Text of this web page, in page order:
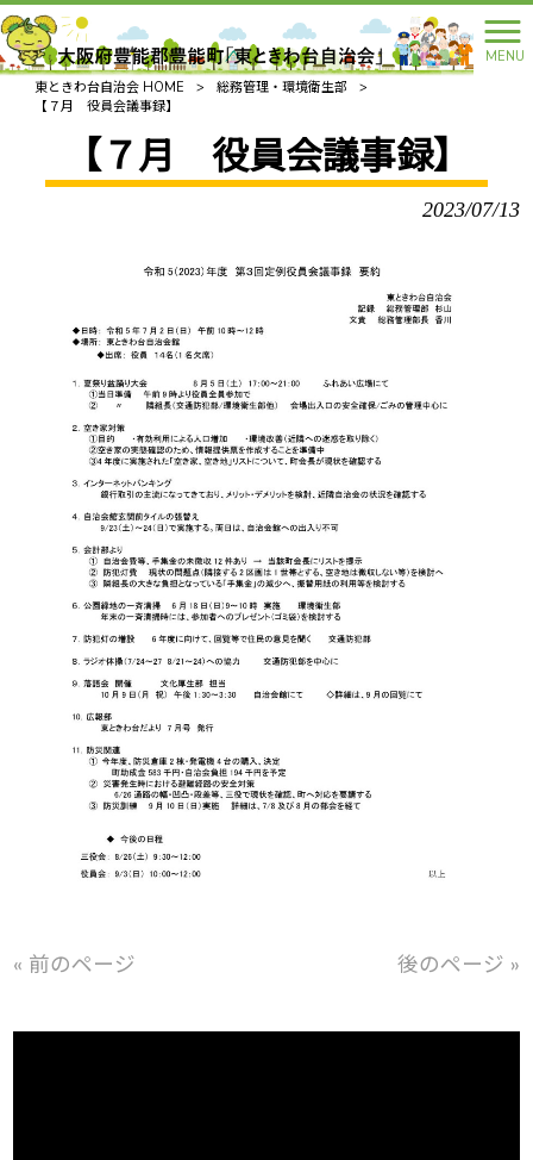
MENU
東ときわ台自治会 HOME
> 総務管理・環境衛生部
>
【７月 役員会議事録】
【７月 役員会議事録】
2023/07/13
« 前のページ 後のページ »